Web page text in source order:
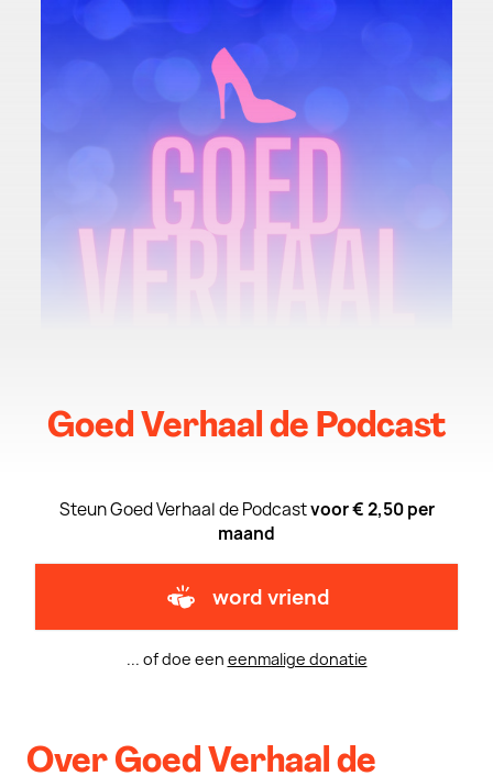
Goed Verhaal de Podcast
Steun Goed Verhaal de Podcastvoor € 2,50 per
maand
word vriend
... of doe een eenmalige donatie
Over Goed Verhaal de